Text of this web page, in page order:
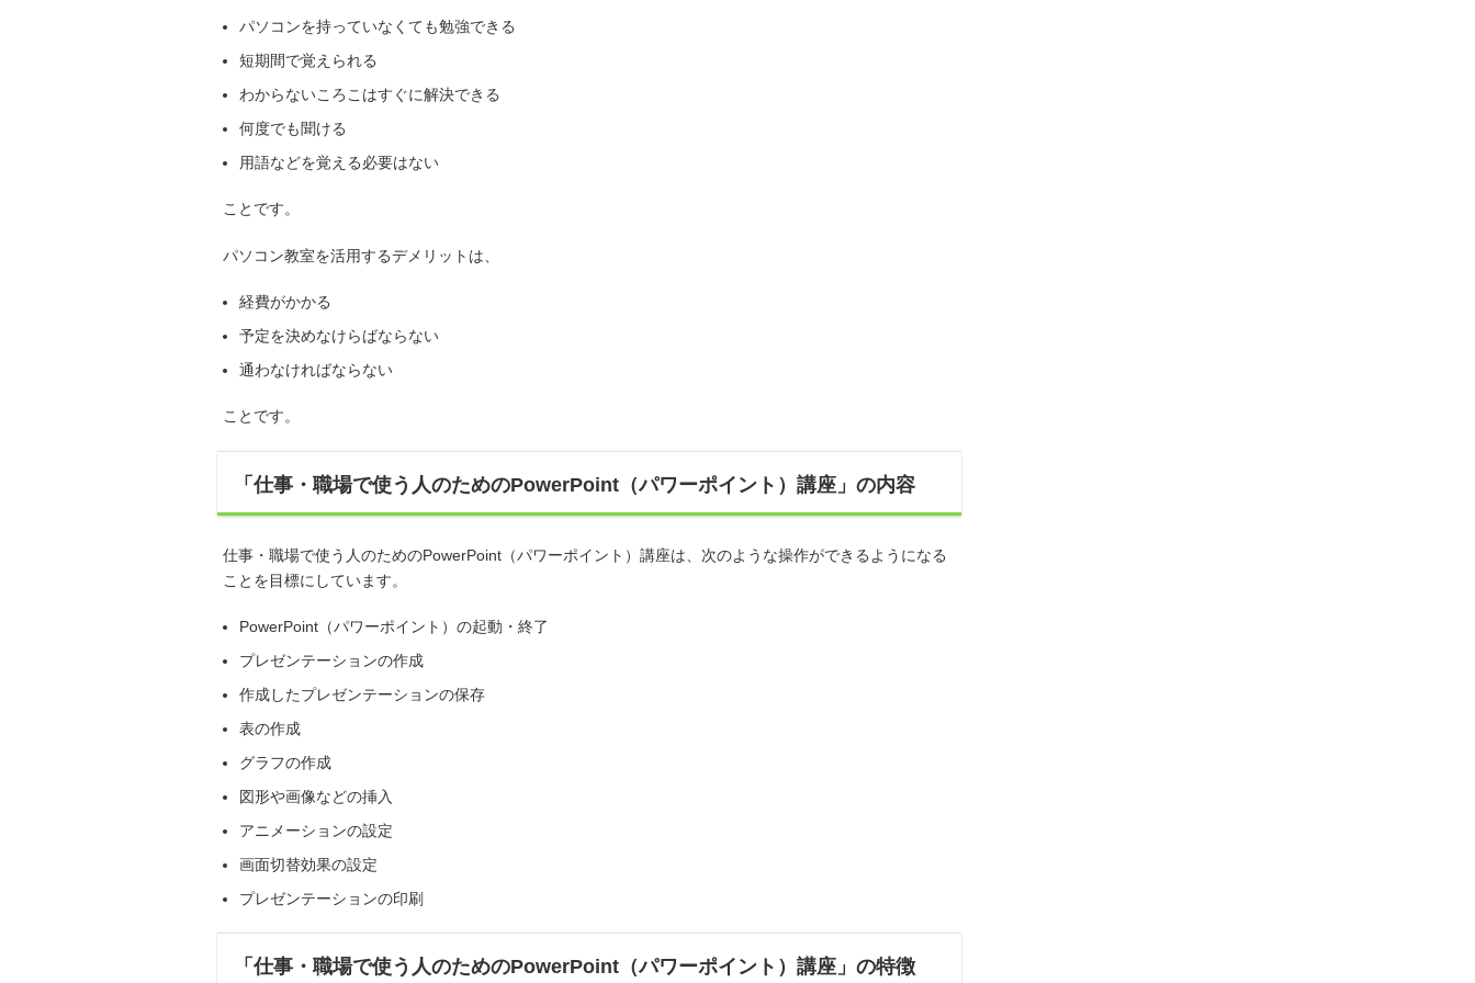
パソコンを持っていなくても勉強できる
短期間で覚えられる
わからないころこはすぐに解決できる
何度でも聞ける
用語などを覚える必要はない
ことです。
パソコン教室を活用するデメリットは、
経費がかかる
予定を決めなけらばならない
通わなければならない
ことです。
「仕事・職場で使う人のためのPowerPoint（パワーポイント）講座」の内容
仕事・職場で使う人のためのPowerPoint（パワーポイント）講座は、次のような操作ができるようになる
ことを目標にしています。
PowerPoint（パワーポイント）の起動・終了
プレゼンテーションの作成
作成したプレゼンテーションの保存
表の作成
グラフの作成
図形や画像などの挿入
アニメーションの設定
画面切替効果の設定
プレゼンテーションの印刷
「仕事・職場で使う人のためのPowerPoint（パワーポイント）講座」の特徴